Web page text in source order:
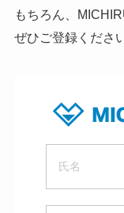
もちろん、
ぜひご登録ください